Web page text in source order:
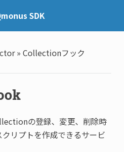
SDK
» Collectionフック
の登録、変更、削除時
リプトを作成できるサービ